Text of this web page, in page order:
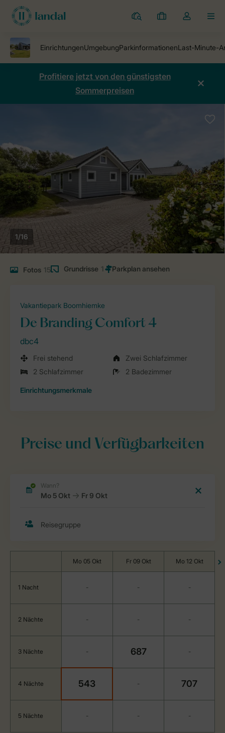
Ferienparks
Meine
Dropdown-
öffnen
Profitiere jetzt von den günstigsten
Sommerpreisen
1/16
Fotos 15 Grundrisse 1
Vakantiepark Boomhiemke
De Branding Comfort 4
dbc4
Frei stehend
Zwei Schlafzimmer
2 Schlafzimmer
2 Badezimmer
Einrichtungsmerkmale
Preise und Verfügbarkeiten
Mo 05 Okt Fr 09 Okt Mo 12 Okt
1 Nacht - - -
2 Nächte - - -
3 Nächte - 687 -
4 Nächte 543 - 707
5 Nächte - - -